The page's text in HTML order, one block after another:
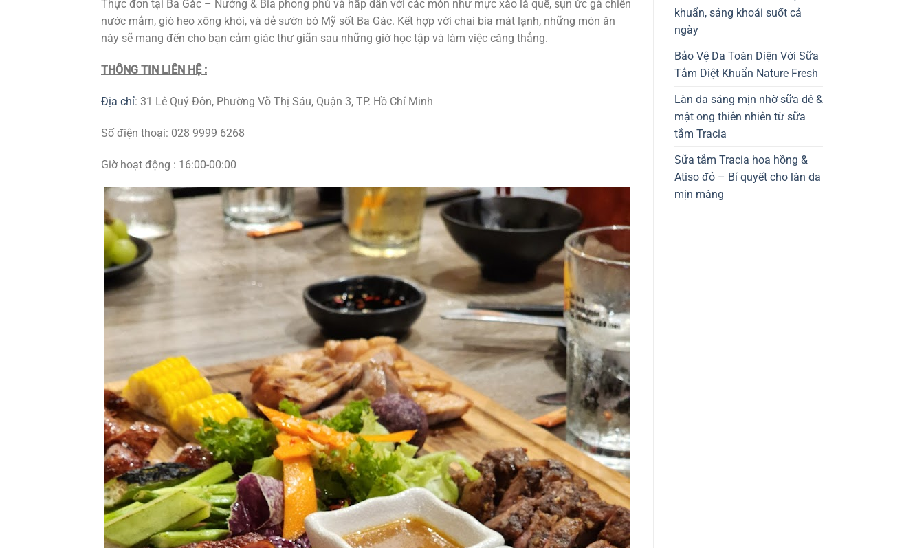
Thực đơn tại Ba Gác – Nướng & Bia phong phú và hấp dẫn với các món như mực xào lá quế, sụn ức gà chiên
nước mắm, giò heo xông khói, và dẻ sườn bò Mỹ sốt Ba Gác. Kết hợp với chai bia mát lạnh, những món ăn
này sẽ mang đến cho bạn cảm giác thư giãn sau những giờ học tập và làm việc căng thẳng.
THÔNG TIN LIÊN HỆ :
Địa chỉ: 31 Lê Quý Đôn, Phường Võ Thị Sáu, Quận 3, TP. Hồ Chí Minh
Số điện thoại: 028 9999 6268
Giờ hoạt động : 16:00-00:00
khuẩn, sảng khoái suốt cả
ngày
Bảo Vệ Da Toàn Diện Với Sữa
Tắm Diệt Khuẩn Nature Fresh
Làn da sáng mịn nhờ sữa dê &
mật ong thiên nhiên từ sữa
tắm Tracia
Sữa tắm Tracia hoa hồng &
Atiso đỏ – Bí quyết cho làn da
mịn màng